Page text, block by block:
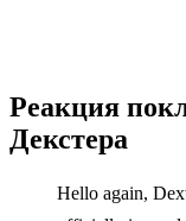
Реакция
Декстера
Hello again,